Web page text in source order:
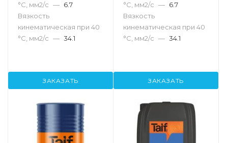
°С, мм2/с — 6.7
Вязкость
кинематическая при 40
°С, мм2/с — 34.1
ЗАКАЗАТЬ
°С, мм2/с — 6.7
Вязкость
кинематическая при 40
°С, мм2/с — 34.1
ЗАКАЗАТЬ